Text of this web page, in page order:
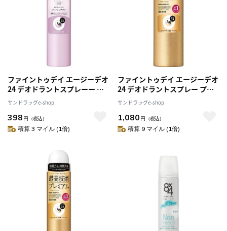
ファイントゥデイ エージーデオ
24 デオドラントスプレーー フ
レッシュサボン S
サンドラッグe-shop
398 円 （税込）
積算 3 マイル (1倍)
ファイントゥデイ エージーデオ
24 デオドラントスプレー プレ
ミアム 無香性 LL
サンドラッグe-shop
1,080 円 （税込）
積算 9 マイル (1倍)